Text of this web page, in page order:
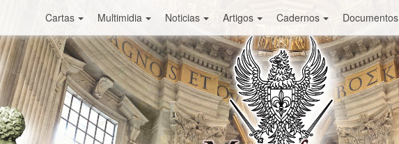
Cartas Multimidia Noticias Artigos Cadernos Documentos